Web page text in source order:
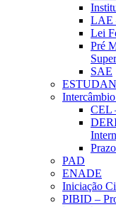
LAE
Lei
Pré
SAE
CEL
PAD
ENADE
Iniciação
PIBID –